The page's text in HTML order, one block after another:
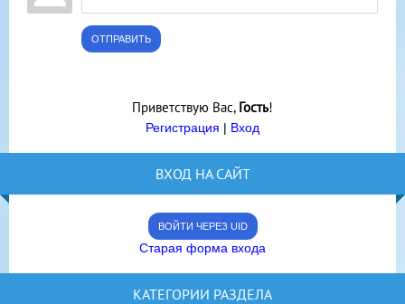
ОТПРАВИТЬ
Приветствую Вас, Гость!
Регистрация | Вход
ВХОД НА САЙТ
ВОЙТИ ЧЕРЕЗ UID
Старая форма входа
КАТЕГОРИИ РАЗДЕЛА